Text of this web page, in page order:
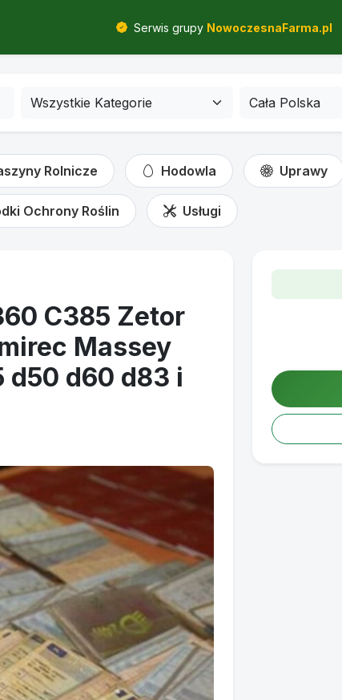
Serwis grupy NowoczesnaFarma.pl
Rolnicze Hodowla Uprawy
Ochrony Roślin Usługi
C385 Zetor
Massey
d50 d60 d83 i